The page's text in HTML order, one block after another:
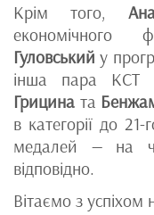
Крім того,
Гуловський у
інша пара КСТ
Грицина та
в категорії до
медалей — на
відповідно.
Вітаємо з